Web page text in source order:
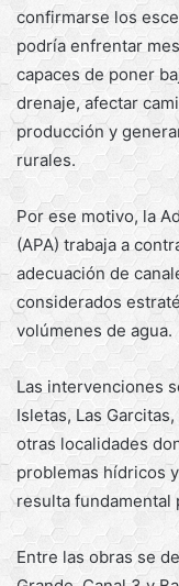
confirmarse los
podría enfrentar
capaces de poner
drenaje, afectar
producción y
rurales.
Por ese motivo, la
(APA) trabaja a
adecuación de
considerados
volúmenes de agua.
Las intervenciones
Isletas, Las
otras localidades
problemas hídricos
resulta fundamental
Entre las obras se